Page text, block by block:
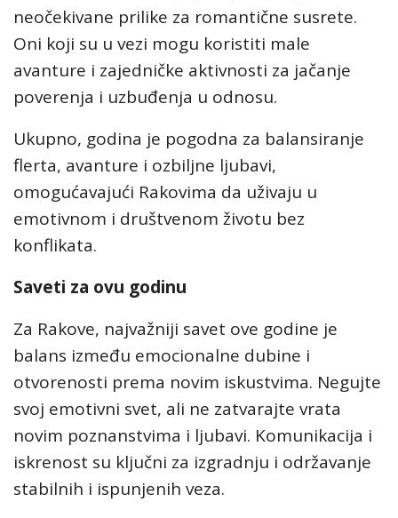
neočekivane prilike za romantične susrete.
Oni koji su u vezi mogu koristiti male
avanture i zajedničke aktivnosti za jačanje
poverenja i uzbuđenja u odnosu.
Ukupno, godina je pogodna za balansiranje
flerta, avanture i ozbiljne ljubavi,
omogućavajući Rakovima da uživaju u
emotivnom i društvenom životu bez
konflikata.
Saveti za ovu godinu
Za Rakove, najvažniji savet ove godine je
balans između emocionalne dubine i
otvorenosti prema novim iskustvima. Negujte
svoj emotivni svet, ali ne zatvarajte vrata
novim poznanstvima i ljubavi. Komunikacija i
iskrenost su ključni za izgradnju i održavanje
stabilnih i ispunjenih veza.